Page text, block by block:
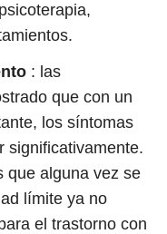
: las
que con un
los síntomas
significativamente.
que alguna vez se
límite ya no
el trastorno con